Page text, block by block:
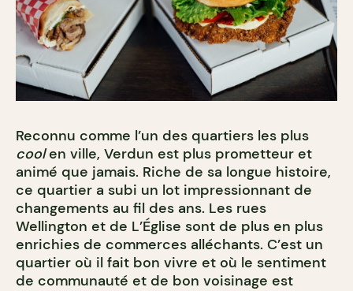
Reconnu comme l’un des quartiers les plus
coolen ville, Verdun est plus prometteur et
animé que jamais. Riche de sa longue histoire,
ce quartier a subi un lot impressionnant de
changements au fil des ans. Les rues
Wellington et de L’Église sont de plus en plus
enrichies de commerces alléchants. C’est un
quartier où il fait bon vivre et où le sentiment
de communauté et de bon voisinage est